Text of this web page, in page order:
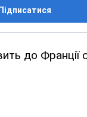
Підписатися
до Франції